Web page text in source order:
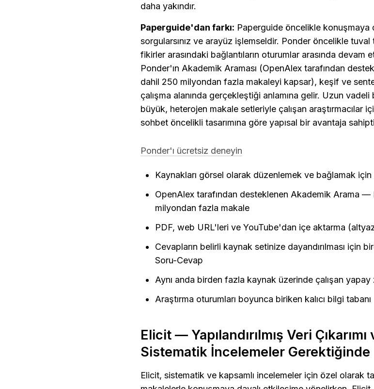
daha yakındır.
Paperguide'dan farkı: Paperguide öncelikle konuşmaya
sorgularsınız ve arayüz işlemseldir. Ponder öncelikle tuval
fikirler arasındaki bağlantıların oturumlar arasında devam
Ponder'ın Akademik Araması (OpenAlex tarafından
dahil 250 milyondan fazla makaleyi kapsar), keşif ve
çalışma alanında gerçekleştiği anlamına gelir. Uzun
büyük, heterojen makale setleriyle çalışan araştırmacılar
sohbet öncelikli tasarımına göre yapısal bir avantaja
Ponder'ı ücretsiz deneyin
Kaynakları görsel olarak düzenlemek ve bağlamak için
OpenAlex tarafından desteklenen Akademik Arama
milyondan fazla makale
PDF, web URL'leri ve YouTube'dan içe aktarma
Cevapların belirli kaynak setinize dayandırılması için
Soru-Cevap
Aynı anda birden fazla kaynak üzerinde çalışan
Araştırma oturumları boyunca biriken kalıcı bilgi tabanı
Elicit — Yapılandırılmış Veri
Sistematik İncelemeler Gerektiğinde
Elicit, sistematik ve kapsamlı incelemeler için özel olarak